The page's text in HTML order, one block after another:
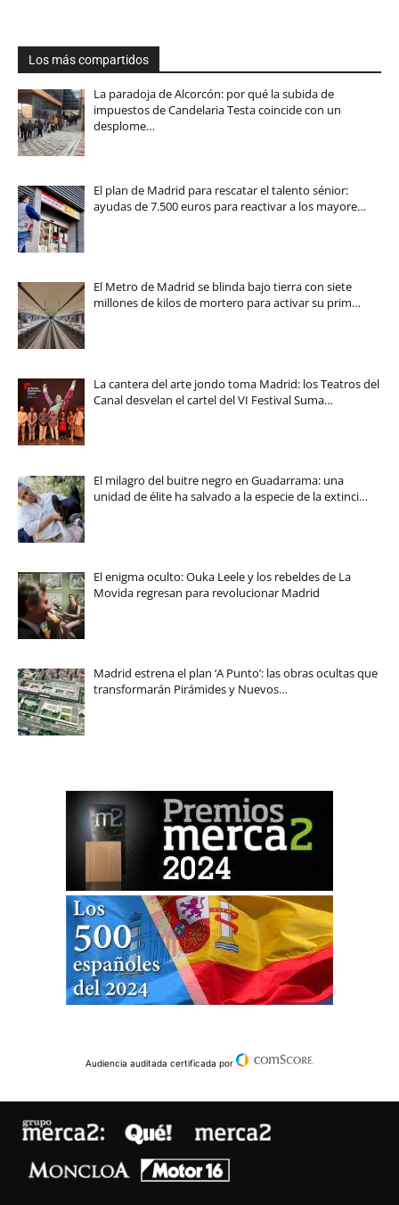
Los más compartidos
La paradoja de Alcorcón: por qué la subida de
impuestos de Candelaria Testa coincide con un
desplome…
El plan de Madrid para rescatar el talento sénior:
ayudas de 7.500 euros para reactivar a los mayore…
El Metro de Madrid se blinda bajo tierra con siete
millones de kilos de mortero para activar su prim…
La cantera del arte jondo toma Madrid: los Teatros del
Canal desvelan el cartel del VI Festival Suma…
El milagro del buitre negro en Guadarrama: una
unidad de élite ha salvado a la especie de la extinci…
El enigma oculto: Ouka Leele y los rebeldes de La
Movida regresan para revolucionar Madrid
Madrid estrena el plan ‘A Punto’: las obras ocultas que
transformarán Pirámides y Nuevos…
Audiencia auditada certificada por